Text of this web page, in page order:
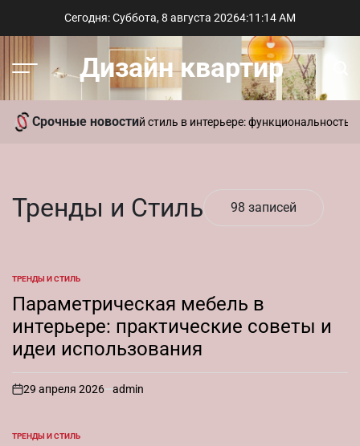
Сегодня: Суббота, 8 августа 20264:11 :14AM
Меню Дизайн квартир
Срочные новости
в домеСовременный стиль в интерьере: функциональность и
Тренды и Стиль 98 записей
ОПУБЛИКОВАНО
В
ТРЕНДЫ И СТИЛЬ
Параметрическая мебель в
интерьере: практические советы и
идеи использования
on
29 апреля 2026 admin
ОПУБЛИКОВАНО
ТРЕНДЫ И СТИЛЬ